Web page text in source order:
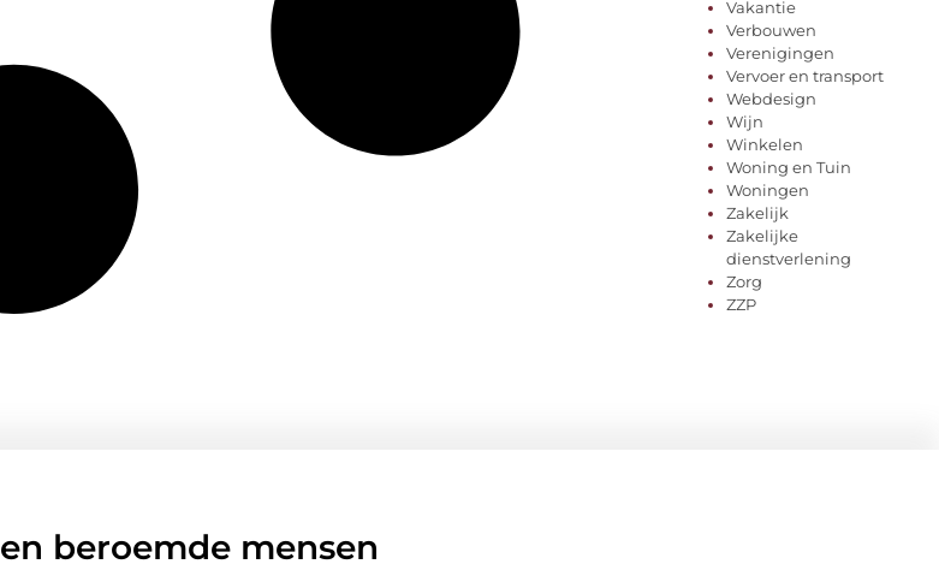
Vakantie
Verbouwen
Verenigingen
Vervoer en transport
Webdesign
Wijn
Winkelen
Woning en Tuin
Woningen
Zakelijk
Zakelijke
dienstverlening
Zorg
ZZP
en beroemde mensen